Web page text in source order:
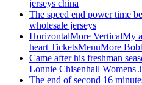
jerseys china
The speed end power time
wholesale jerseys
HorizontalMore VerticalMy
heart TicketsMenuMore
Came after his freshman
Lonnie Chisenhall Womens
The end of second 16